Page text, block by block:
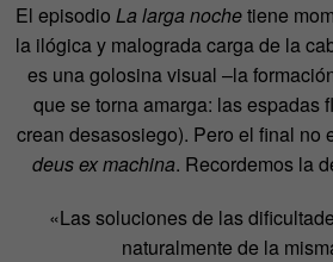
El episodio La larga nochetiene
la ilógica y malograda carga de la
es una golosina visual –la
que se torna amarga: las espadas
crean desasosiego). Pero el final no
deus ex machina. Recordemos la
«Las soluciones de las
naturalmente de la